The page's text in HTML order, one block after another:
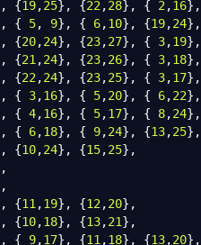
, {19,25} , {22,28} , { 2,16}
, { 5, 9} , { 6,10} , {19,24}
, {20,24} , {23,27} , { 3,19}
, {21,24} , {23,26} , { 3,18}
, {22,24} , {23,25} , { 3,17}
, { 3,16} , { 5,20} , { 6,22}
, { 4,16} , { 5,17} , { 8,24}
, { 6,18} , { 9,24} , {13,25}
, {10,24} , {15,25} ,
,
,
, {11,19} , {12,20} ,
, {10,18} , {13,21} ,
, { 9,17} , {11,18} , {13,20}